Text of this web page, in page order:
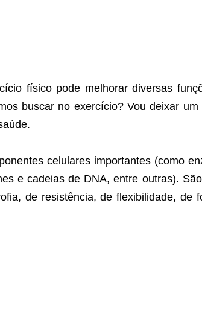
físico pode melhorar diversas
buscar no exercício? Vou deixar um
celulares importantes (como
e cadeias de DNA, entre outras).
de resistência, de flexibilidade, de